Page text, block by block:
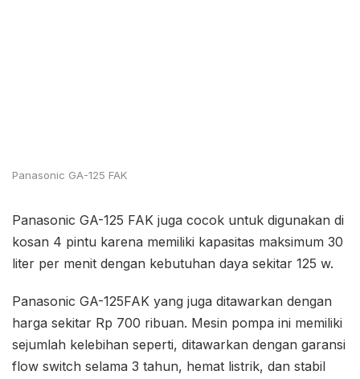
Panasonic GA-125 FAK
Panasonic GA-125 FAK juga cocok untuk digunakan di
kosan 4 pintu karena memiliki kapasitas maksimum 30
liter per menit dengan kebutuhan daya sekitar 125 w.
Panasonic GA-125FAK yang juga ditawarkan dengan
harga sekitar Rp 700 ribuan. Mesin pompa ini memiliki
sejumlah kelebihan seperti, ditawarkan dengan garansi
flow switch selama 3 tahun, hemat listrik, dan stabil